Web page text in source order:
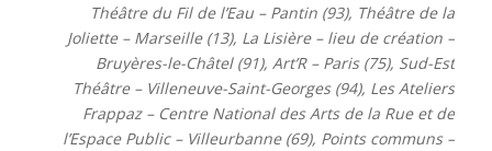
Théâtre du Fil de l’Eau – Pantin (93), Théâtre de la
Joliette – Marseille (13), La Lisière – lieu de création –
Bruyères-le-Châtel (91), Art’R – Paris (75), Sud-Est
Théâtre – Villeneuve-Saint-Georges (94), Les Ateliers
Frappaz – Centre National des Arts de la Rue et de
l’Espace Public – Villeurbanne (69), Points communs –